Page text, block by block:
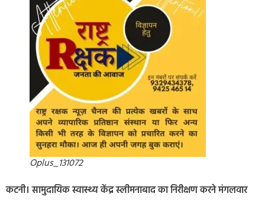
Oplus_131072
कटनी। सामुदायिक स्वास्थ्य केंद्र स्लीमनाबाद का निरीक्षण करने मंगलवार